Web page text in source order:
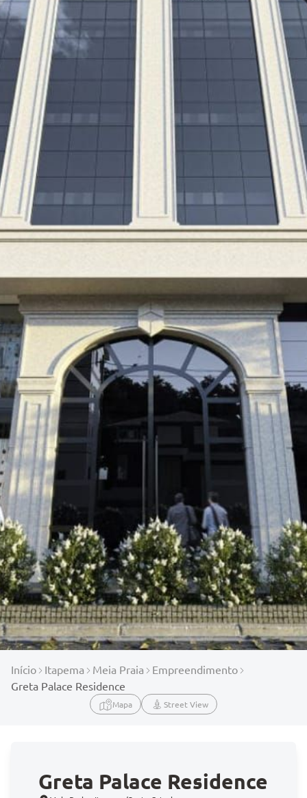
Início Itapema Meia Praia
Empreendimento
Greta Palace Residence
Mapa Street View
Greta Palace Residence